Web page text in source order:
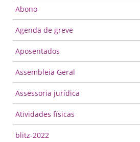
Abono
Agenda de greve
Aposentados
Assembleia Geral
Assessoria jurídica
Atividades físicas
blitz-2022